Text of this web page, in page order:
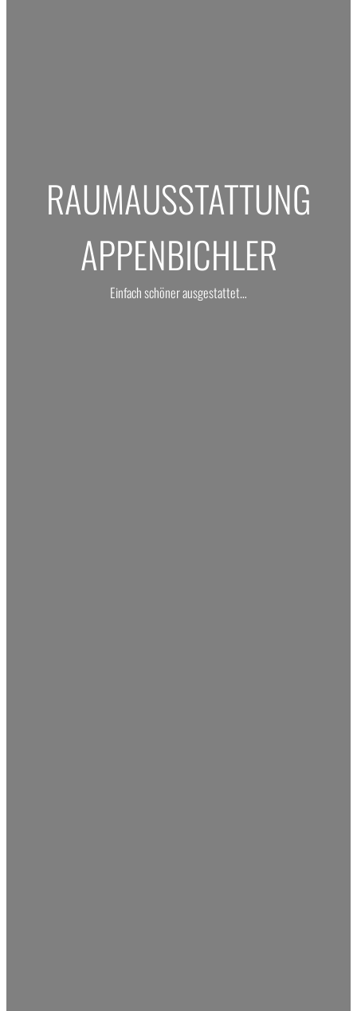
RAUMAUSSTATTUNG
APPENBICHLER
Einfach schöner ausgestattet…